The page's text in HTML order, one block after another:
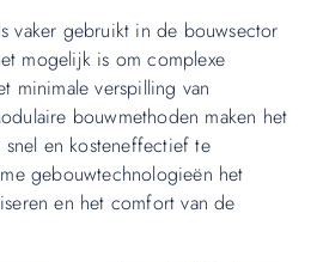
vaker gebruikt in de bouwsector
mogelijk is om complexe
minimale verspilling van
bouwmethoden maken het
en kosteneffectief te
gebouwtechnologieën het
en het comfort van de